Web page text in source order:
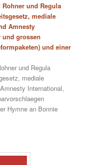
und Regula
mediale
Amnesty
und grossen
und einer
und Regula
mediale
International,
Hymne an Bonnie